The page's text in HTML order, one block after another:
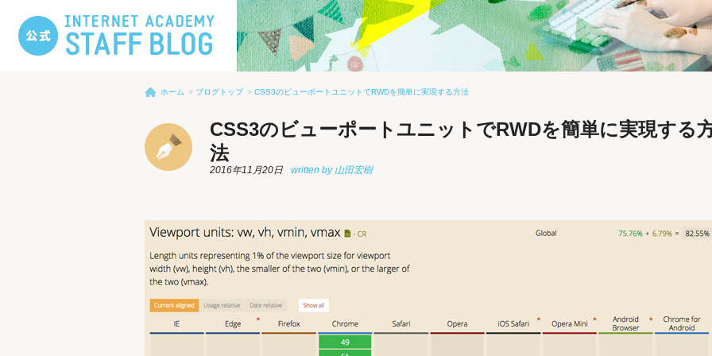
ホーム ブログトップ CSS3のビューポートユニットでRWDを簡単に実現する方法
CSS3のビューポートユニットでRWDを簡単に実現する
法
2016年11月20日